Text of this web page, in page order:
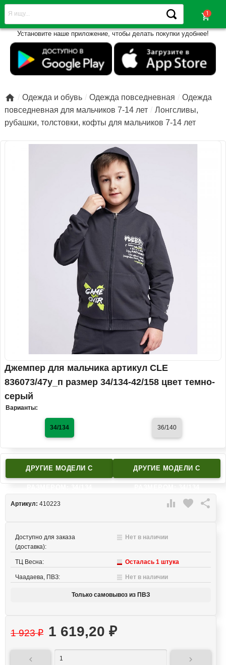
shopping_cart
Установите наше приложение, чтобы делать покупки удобнее!
 Одежда и обувь Одежда повседневная
Одежда
повседневная для мальчиков 7-14 лет
Лонгсливы,
рубашки, толстовки, кофты для мальчиков 7-14 лет
Джемпер для мальчика артикул CLE
836073/47у_п размер 34/134-42/158 цвет темно-
серый
Варианты:
34/134 36/140
ДРУГИЕ МОДЕЛИ C ДРУГИЕ МОДЕЛИ C
 favorite 
Артикул: 410223
Доступно для заказа
(доставка):
Нет в наличии
ТЦ Весна: Осталась 1 штука
Чаадаева, ПВЗ: Нет в наличии
Только самовывоз из ПВЗ
1 923₽ 1 619,20 ₽
 